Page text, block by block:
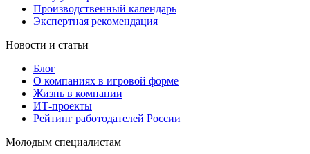
Производственный календарь
Экспертная рекомендация
Новости и статьи
Блог
О компаниях в игровой форме
Жизнь в компании
ИТ-проекты
Рейтинг работодателей России
Молодым специалистам